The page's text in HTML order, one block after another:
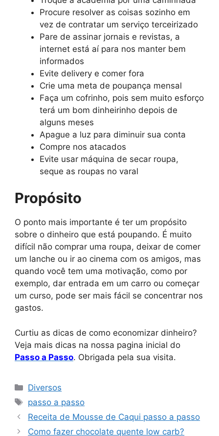
Procure resolver as coisas sozinho em
vez de contratar um serviço terceirizado
Pare de assinar jornais e revistas, a
internet está aí para nos manter bem
informados
Evite delivery e comer fora
Crie uma meta de poupança mensal
Faça um cofrinho, pois sem muito esforço
terá um bom dinheirinho depois de
alguns meses
Apague a luz para diminuir sua conta
Compre nos atacados
Evite usar máquina de secar roupa,
seque as roupas no varal
Propósito
O ponto mais importante é ter um propósito
sobre o dinheiro que está poupando. É muito
difícil não comprar uma roupa, deixar de comer
um lanche ou ir ao cinema com os amigos, mas
quando você tem uma motivação, como por
exemplo, dar entrada em um carro ou começar
um curso, pode ser mais fácil se concentrar nos
gastos.
Curtiu as dicas de como economizar dinheiro?
Veja mais dicas na nossa pagina inicial do
Passo a Passo. Obrigada pela sua visita.
Categorias
Diversos
Tags
passo a passo
Receita de Mousse de Caqui passo a passo
Como fazer chocolate quente low carb?